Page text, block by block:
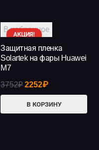
АКЦИЯ!
В избранное
Защитная пленка
Solartek на фары Huawei
M7
3752₽ Первоначальная
составляла
2252₽Текущая
2252₽.
В КОРЗИНУ